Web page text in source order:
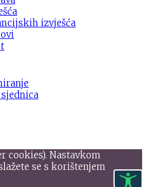
izvješća
cookies). Nastavkom
se s korištenjem